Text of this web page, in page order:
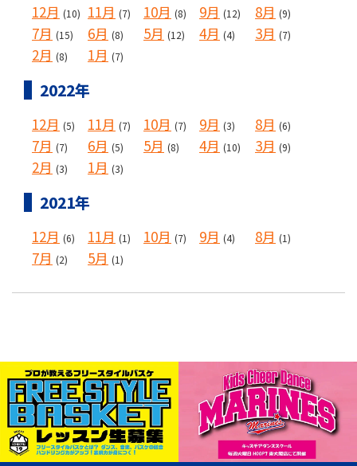
12月 (10) 11月 (7) 10月 (8) 9月 (12) 8月 (9)
7月 (15) 6月 (8) 5月 (12) 4月 (4) 3月 (7)
2月 (8) 1月 (7)
2022年
12月 (5) 11月 (7) 10月 (7) 9月 (3) 8月 (6)
7月 (7) 6月 (5) 5月 (8) 4月 (10) 3月 (9)
2月 (3) 1月 (3)
2021年
12月 (6) 11月 (1) 10月 (7) 9月 (4) 8月 (1)
7月 (2) 5月 (1)